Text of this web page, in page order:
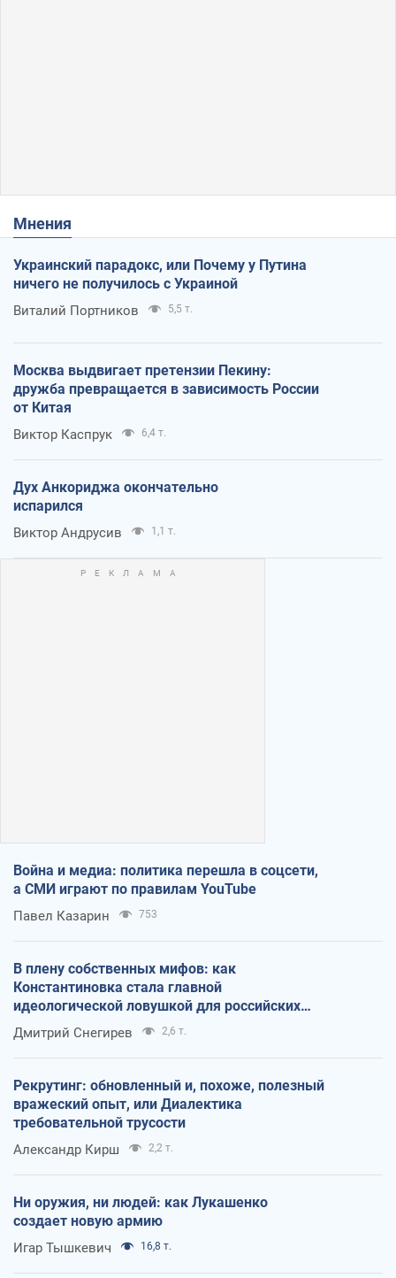
Мнения
Украинский парадокс, или Почему у Путина
ничего не получилось с Украиной
Виталий Портников 5,5 т.
Москва выдвигает претензии Пекину:
дружба превращается в зависимость России
от Китая
Виктор Каспрук 6,4 т.
Дух Анкориджа окончательно
испарился
Виктор Андрусив 1,1 т.
Война и медиа: политика перешла в соцсети,
а СМИ играют по правилам YouTube
Павел Казарин 753
В плену собственных мифов: как
Константиновка стала главной
идеологической ловушкой для российских
оккупантов
Дмитрий Снегирев 2,6 т.
Рекрутинг: обновленный и, похоже, полезный
вражеский опыт, или Диалектика
требовательной трусости
Александр Кирш 2,2 т.
Ни оружия, ни людей: как Лукашенко
создает новую армию
Игар Тышкевич 16,8 т.